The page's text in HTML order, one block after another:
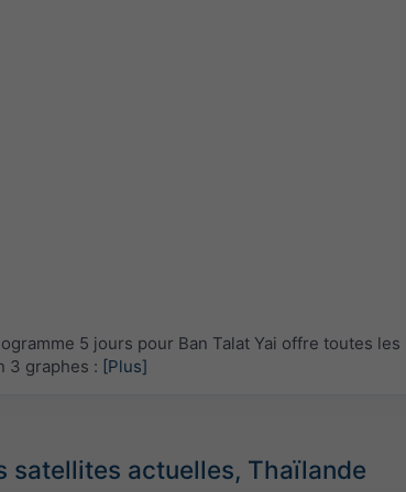
5 jours pour Ban Talat Yai offre toutes
3 graphes : [Plus]
satellites actuelles, Thaïlande